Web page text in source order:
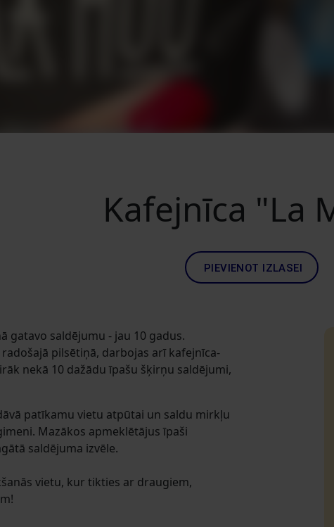
Kafejnīca "La
PIEVIENOT IZLASEI
gatavo saldējumu - jau 10 gadus.
pilsētiņā, darbojas arī kafejnīca-
nekā 10 dažādu īpašu šķirņu saldējumi,
patīkamu vietu atpūtai un saldu mirkļu
Mazākos apmeklētājus īpaši
saldējuma izvēle.
vietu, kur tikties ar draugiem,